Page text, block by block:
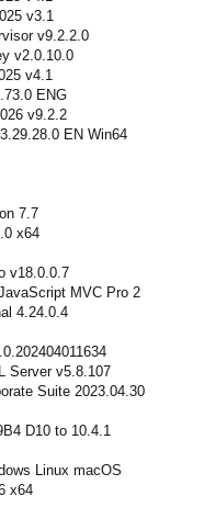
v3.1
v9.2.2.0
v2.0.10.0
v4.1
ENG
v9.2.2
EN Win64
7.7
x64
v18.0.0.7
MVC Pro 2
4.24.0.4
Server v5.8.107
Suite 2023.04.30
D10 to 10.4.1
Linux macOS
x64